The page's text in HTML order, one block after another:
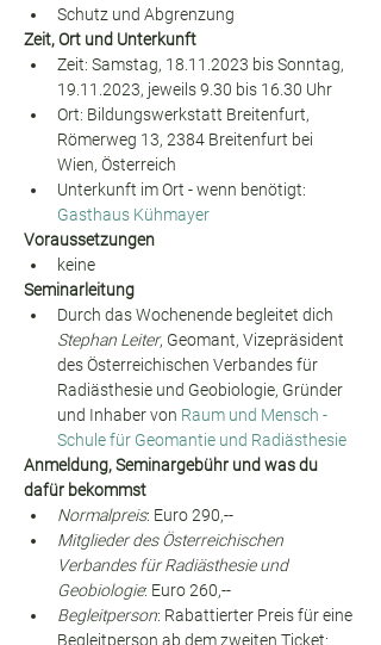
Schutz und Abgrenzung
Zeit, Ort und Unterkunft
Zeit: Samstag, 18.11.2023 bis Sonntag,
19.11.2023, jeweils 9.30 bis 16.30 Uhr
Ort: Bildungswerkstatt Breitenfurt,
Römerweg 13, 2384 Breitenfurt bei
Wien, Österreich
Unterkunft im Ort - wenn benötigt:
Gasthaus Kühmayer
Voraussetzungen
keine
Seminarleitung
Durch das Wochenende begleitet dich
Stephan Leiter, Geomant, Vizepräsident
des Österreichischen Verbandes für
Radiästhesie und Geobiologie, Gründer
und Inhaber von Raum und Mensch -
Schule für Geomantie und Radiästhesie
Anmeldung, Seminargebühr und was du
dafür bekommst
Normalpreis: Euro 290,--
Mitglieder des Österreichischen
Verbandes für Radiästhesie und
Geobiologie: Euro 260,--
Begleitperson: Rabattierter Preis für eine
Begleitperson ab dem zweiten Ticket: